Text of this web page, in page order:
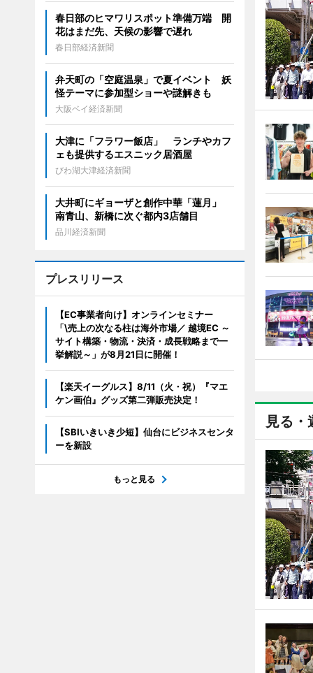
見る・
春日部のヒマワリスポット準備万端 開
花はまだ先、天候の影響で遅れ
春日部経済新聞
弁天町の「空庭温泉」で夏イベント 妖
怪テーマに参加型ショーや謎解きも
大阪ベイ経済新聞
大津に「フラワー飯店」 ランチやカフ
ェも提供するエスニック居酒屋
びわ湖大津経済新聞
大井町にギョーザと創作中華「蓮月」
南青山、新橋に次ぐ都内3店舗目
品川経済新聞
プレスリリース
【EC事業者向け】オンラインセミナー
「\売上の次なる柱は海外市場／ 越境EC ～
サイト構築・物流・決済・成長戦略まで一
挙解説～」が8月21日に開催！
【楽天イーグルス】8/11（火・祝）『マエ
ケン画伯』グッズ第二弾販売決定！
【SBIいきいき少短】仙台にビジネスセンタ
ーを新設
もっと見る